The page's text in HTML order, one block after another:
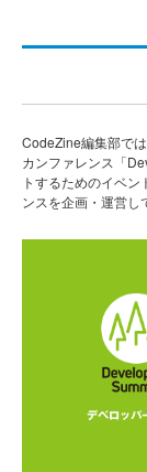
CodeZine編集部で
カンファレンス「
トするためのイベ
ンスを企画・運営し